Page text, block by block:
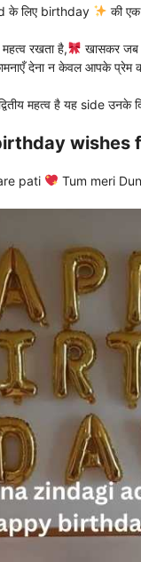
के लिए birthday की
रखता है,
खासकर जब
देना न केवल आपके
महत्व है यह side
wishes
pati Tum meri